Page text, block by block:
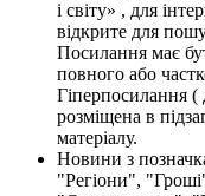
і світу» , для
відкрите для
Посилання має
повного або
Гіперпосилання (
розміщена в
матеріалу.
Новини з
"Регіони",